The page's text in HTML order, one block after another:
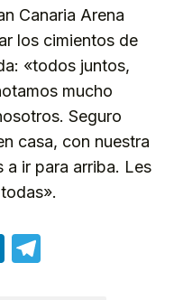
Canaria Arena
los cimientos de
«todos juntos,
mucho
Seguro
casa, con nuestra
a ir para arriba. Les
LinkedIn